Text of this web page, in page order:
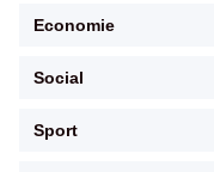
Economie
Social
Sport